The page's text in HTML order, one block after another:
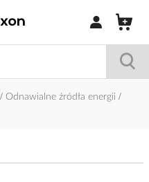
Zaloguj się /
Odnawialne źródła energii